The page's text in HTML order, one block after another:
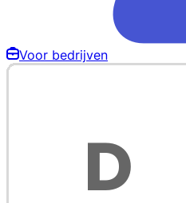
Voor bedrijven